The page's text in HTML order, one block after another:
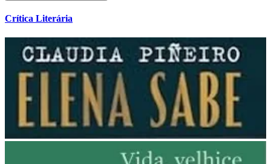
Crítica Literária